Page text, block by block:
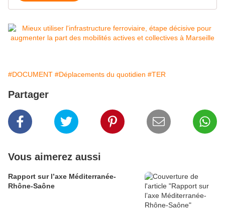
#DOCUMENT #Déplacements du quotidien #TER
Partager
Vous aimerez aussi
Rapport sur l’axe Méditerranée-
Rhône-Saône